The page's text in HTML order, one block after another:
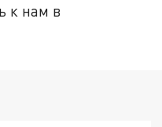
к нам в